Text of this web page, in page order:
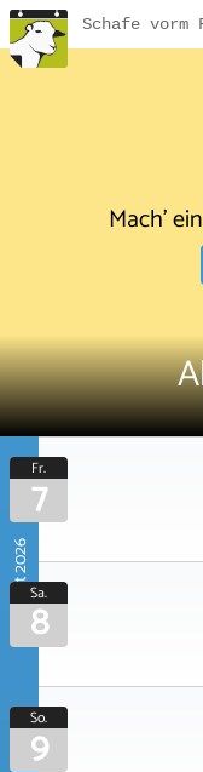
Schafe vorm
Mach'
August 2026
Fr.
7
Sa.
8
So.
9